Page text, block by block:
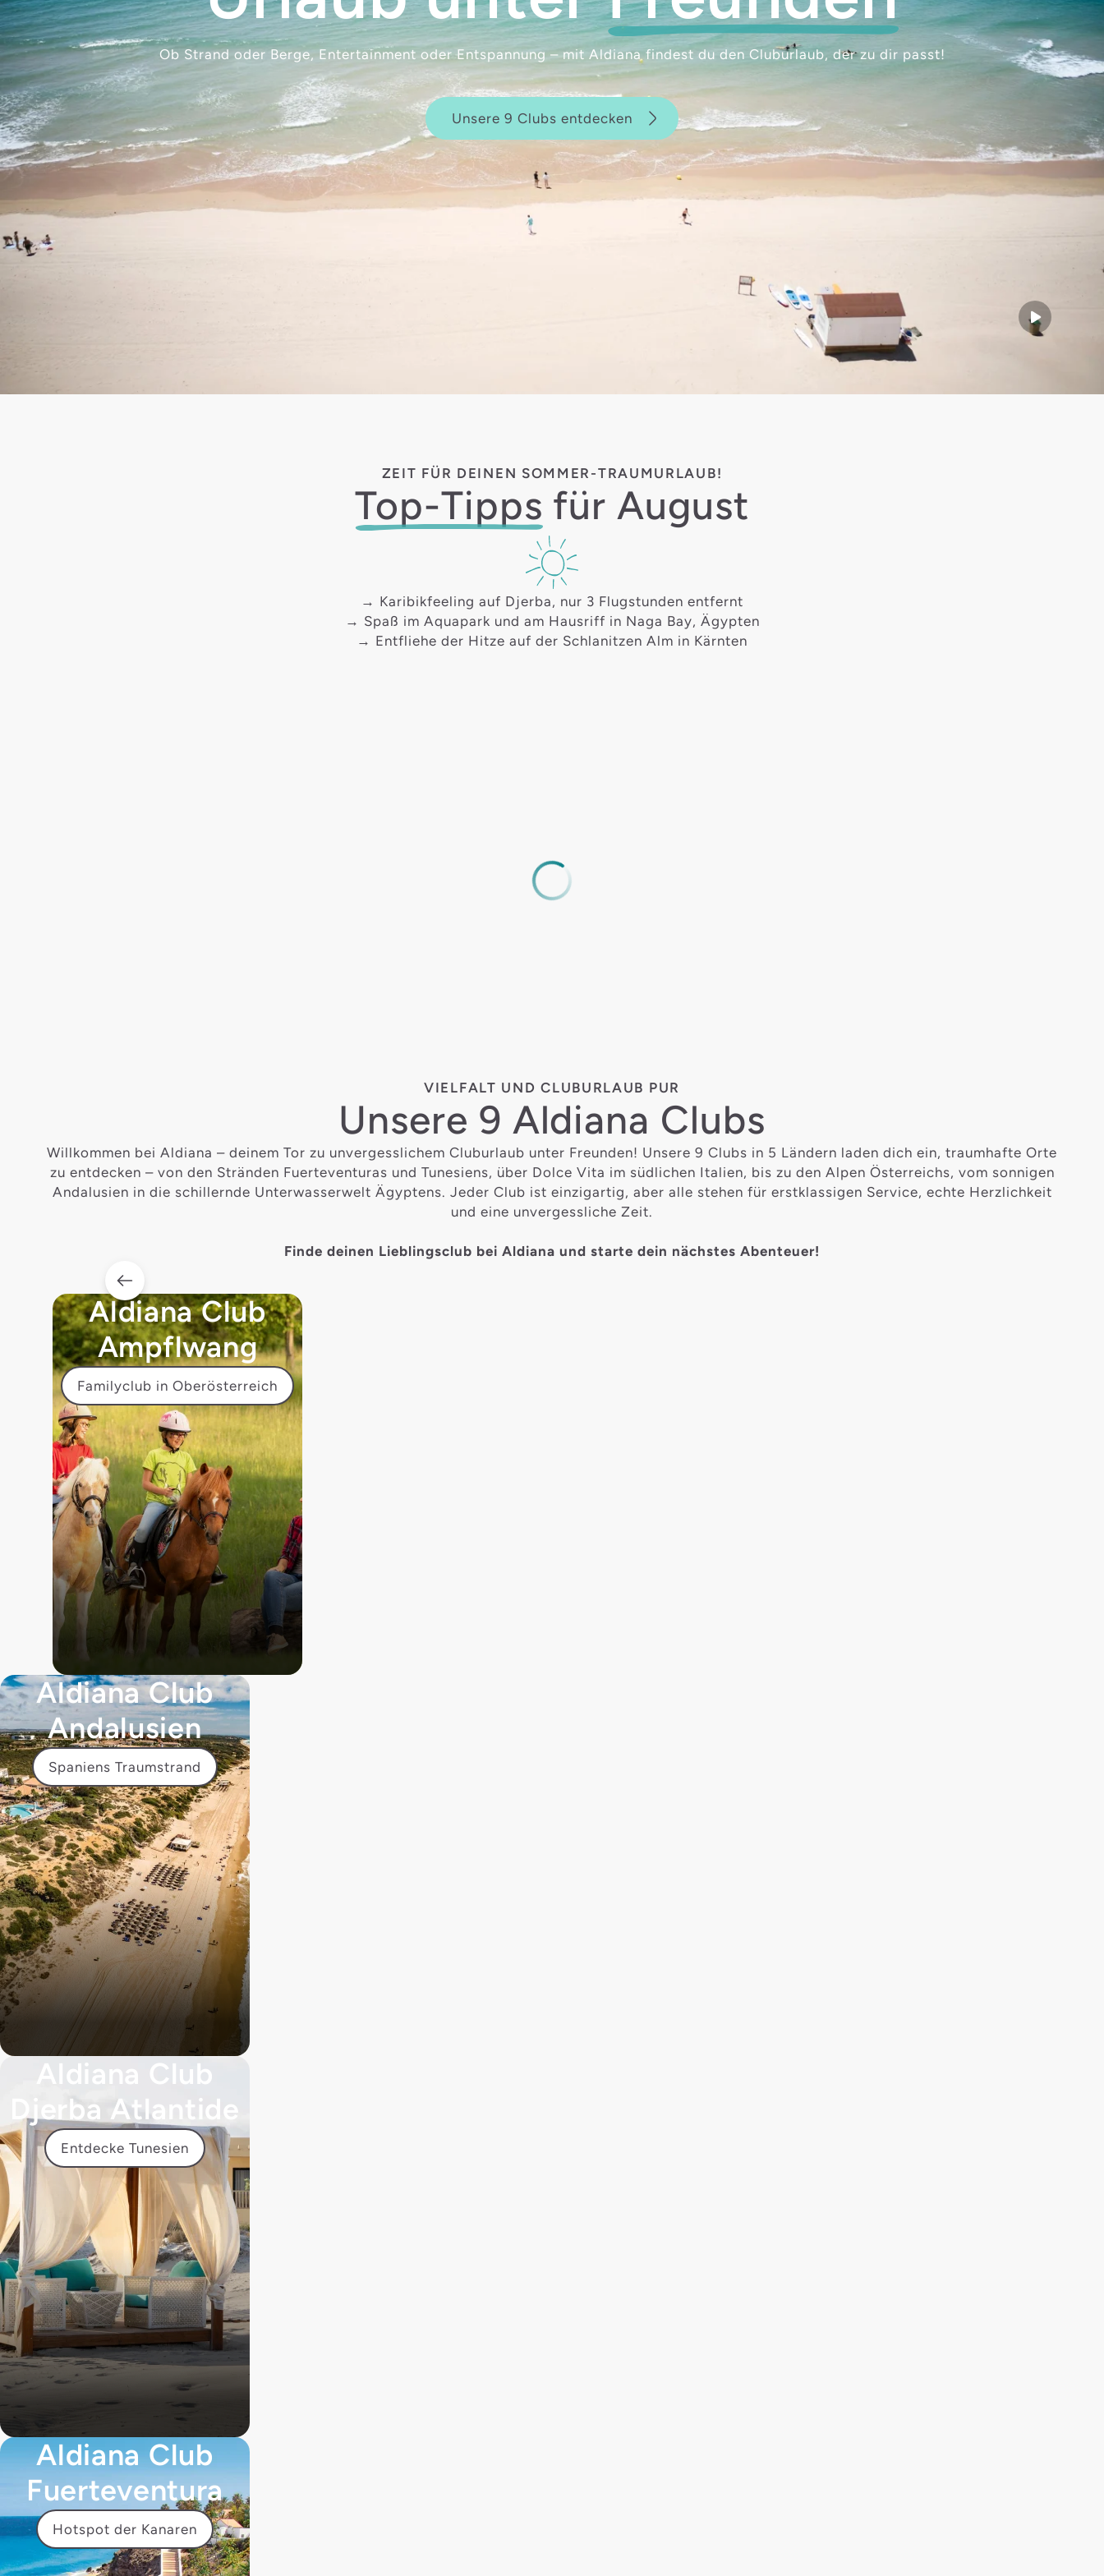
Start
Ob Strand oder Berge, Entertainment oder Entspannung – mit Aldiana findest du den Cluburlaub, der zu dir passt!
Unsere 9 Clubs entdecken
ZEIT FÜR DEINEN SOMMER-TRAUMURLAUB!
Top-Tipps für August
→ Karibikfeeling auf Djerba, nur 3 Flugstunden entfernt
→ Spaß im Aquapark und am Hausriff in Naga Bay, Ägypten
→ Entfliehe der Hitze auf der Schlanitzen Alm in Kärnten
VIELFALT UND CLUBURLAUB PUR
Unsere 9 Aldiana Clubs
Willkommen bei Aldiana – deinem Tor zu unvergesslichem Cluburlaub unter Freunden! Unsere 9 Clubs in 5 Ländern laden dich ein, traumhafte Orte
zu entdecken – von den Stränden Fuerteventuras und Tunesiens, über Dolce Vita im südlichen Italien, bis zu den Alpen Österreichs, vom sonnigen
Andalusien in die schillernde Unterwasserwelt Ägyptens. Jeder Club ist einzigartig, aber alle stehen für erstklassigen Service, echte Herzlichkeit
und eine unvergessliche Zeit.
Finde deinen Lieblingsclub bei Aldiana und starte dein nächstes Abenteuer!
Aldiana Club
Ampflwang
Familyclub in Oberösterreich
Aldiana Club
Andalusien
Spaniens Traumstrand
Aldiana Club
Djerba Atlantide
Entdecke Tunesien
Aldiana Club
Fuerteventura
Hotspot der Kanaren